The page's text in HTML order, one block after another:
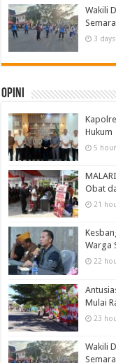
Wakili
3
Opini
Hukum
5
Obat
21
Warga
22
Mulai
23
Wakili